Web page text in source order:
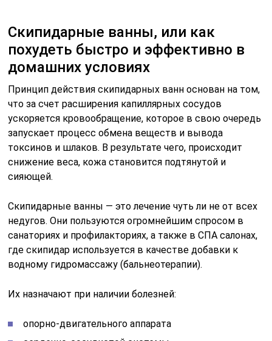
Скипидарные ванны, или как
похудеть быстро и эффективно в
домашних условиях
Принцип действия скипидарных ванн основан на том,
что за счет расширения капиллярных сосудов
ускоряется кровообращение, которое в свою очередь
запускает процесс обмена веществ и вывода
токсинов и шлаков. В результате чего, происходит
снижение веса, кожа становится подтянутой и
сияющей.
Скипидарные ванны — это лечение чуть ли не от всех
недугов. Они пользуются огромнейшим спросом в
санаториях и профилакториях, а также в СПА салонах,
где скипидар используется в качестве добавки к
водному гидромассажу (бальнеотерапии).
Их назначают при наличии болезней:
опорно-двигательного аппарата